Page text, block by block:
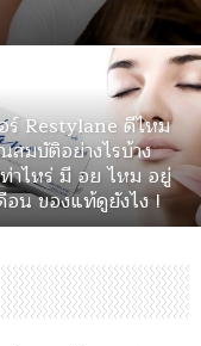
ร์ Restylane ดีไหม
มบัติอย่างไรบ้าง
ท่าไหร่ มี อย ไหม อยู่
อน ของแท้ดูยังไง !